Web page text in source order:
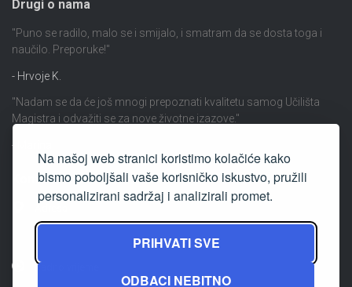
Na našoj web stranici koristimo kolačiće kako
bismo poboljšali vaše korisničko iskustvo, pružili
personalizirani sadržaj i analizirali promet.
PRIHVATI SVE
ODBACI NEBITNO
Drugi o nama
"Puno se radilo, malo se i smijalo, i smatram da se dosta toga i
naučilo. Preporuke!"
- Hrvoje K.
"Nadam se da će još mnogi prepoznati kvalitetu samog Učilišta
Magistra i odvažiti se za nove životne izazove."
- Marina
Kontakt
Radno vrijeme